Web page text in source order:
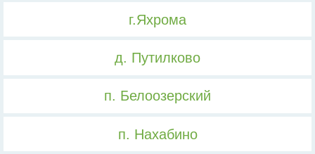
г.Яхрома
д. Путилково
п. Белоозерский
п. Нахабино